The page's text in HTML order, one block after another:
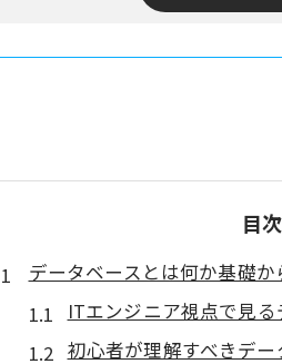
目次
データベースとは何か基礎か
ITエンジニア視点で見
初心者が理解すべきデ